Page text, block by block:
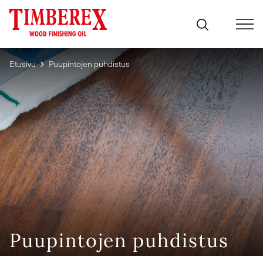
Siirry
sisältöön
Puupintojen puhdistus
Etusivu Puupintojen puhdistus